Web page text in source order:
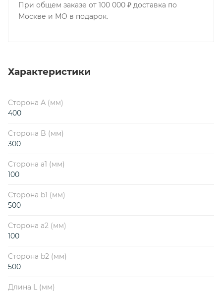
При общем заказе от 100 000 ₽ доставка по
Москве и МО в подарок.
Характеристики
Сторона А (мм)
400
Сторона B (мм)
300
Сторона a1 (мм)
100
Сторона b1 (мм)
500
Сторона a2 (мм)
100
Сторона b2 (мм)
500
Длина L (мм)